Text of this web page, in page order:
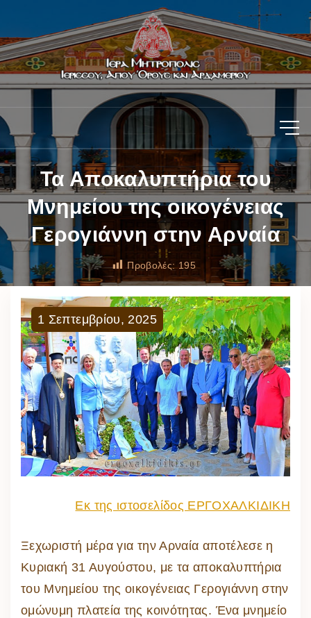
Τα Αποκαλυπτήρια του
Μνημείου της οικογένειας
Γερογιάννη στην Αρναία
Προβολές: 195
1 Σεπτεμβρίου, 2025
Εκ της ιστοσελίδος ΕΡΓΟΧΑΛΚΙΔΙΚΗ
Ξεχωριστή μέρα για την Αρναία αποτέλεσε η
Κυριακή 31 Αυγούστου, με τα αποκαλυπτήρια
του Μνημείου της οικογένειας Γερογιάννη στην
ομώνυμη πλατεία της κοινότητας. Ένα μνημείο